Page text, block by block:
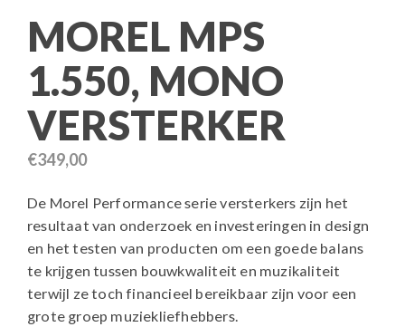
MOREL MPS
1.550, MONO
VERSTERKER
€349,00
De Morel Performance serie versterkers zijn het
resultaat van onderzoek en investeringen in design
en het testen van producten om een goede balans
te krijgen tussen bouwkwaliteit en muzikaliteit
terwijl ze toch financieel bereikbaar zijn voor een
grote groep muziekliefhebbers.